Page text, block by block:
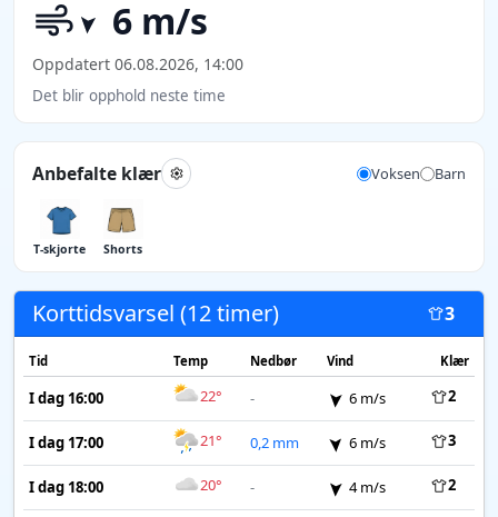
6 m/s
Oppdatert 06.08.2026, 14:00
Det blir opphold neste time
Anbefalte klær Voksen Barn
T-skjorte Shorts
Korttidsvarsel (12 timer) 3
Tid Temp Nedbør Vind Klær
I dag 16:00 22° - 6 m/s 2
I dag 17:00 21° 0,2 mm 6 m/s 3
I dag 18:00 20° - 4 m/s 2